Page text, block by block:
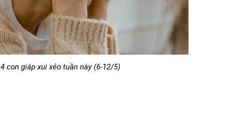
4 con giáp xui xẻo tuần này (6-12/5)